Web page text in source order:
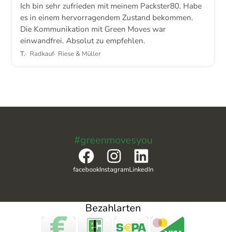
Ich bin sehr zufrieden mit meinem Packster80. Habe
es in einem hervorragendem Zustand bekommen.
Die Kommunikation mit Green Moves war
einwandfrei. Absolut zu empfehlen.
T. Radkauf Riese & Müller
#greenmovesyou
Facebook
facebook
Instagram
Instagram
LinkedIn
LinkedIn
Bezahlarten